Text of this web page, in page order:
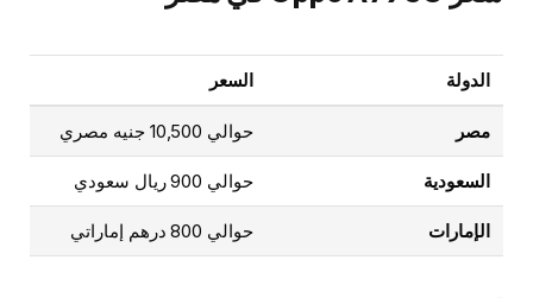
الدولة السعر
مصر حوالي 10,500 جنيه مصري
السعودية حوالي 900 ريال سعودي
الإمارات حوالي 800 درهم إماراتي